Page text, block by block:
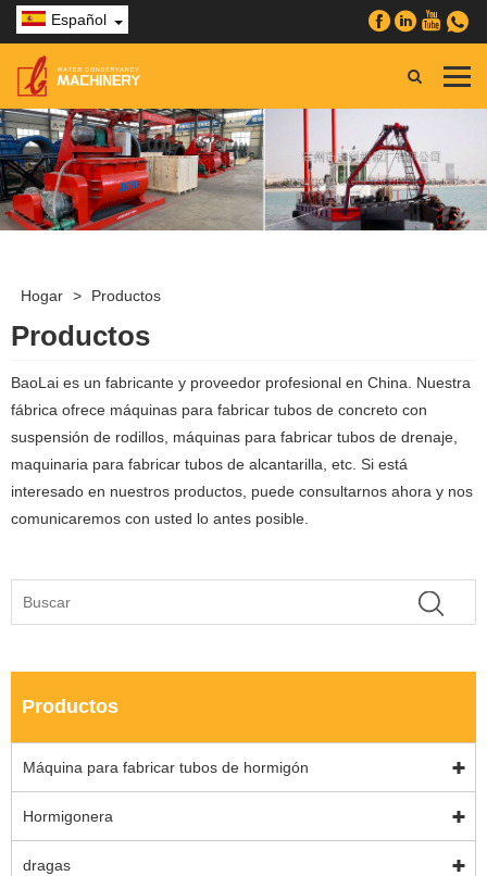
Español
Hogar > Productos
Productos
BaoLai es un fabricante y proveedor profesional en China. Nuestra
fábrica ofrece máquinas para fabricar tubos de concreto con
suspensión de rodillos, máquinas para fabricar tubos de drenaje,
maquinaria para fabricar tubos de alcantarilla, etc. Si está
interesado en nuestros productos, puede consultarnos ahora y nos
comunicaremos con usted lo antes posible.
Productos
Máquina para fabricar tubos de hormigón
Hormigonera
dragas